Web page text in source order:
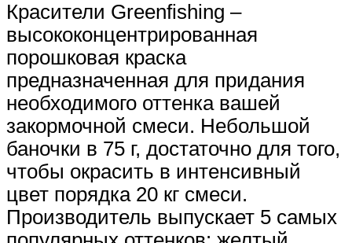
Красители Greenfishing –
высококонцентрированная
порошковая краска
предназначенная для придания
необходимого оттенка вашей
закормочной смеси. Небольшой
баночки в 75 г, достаточно для того,
чтобы окрасить в интенсивный
цвет порядка 20 кг смеси.
Производитель выпускает 5 самых